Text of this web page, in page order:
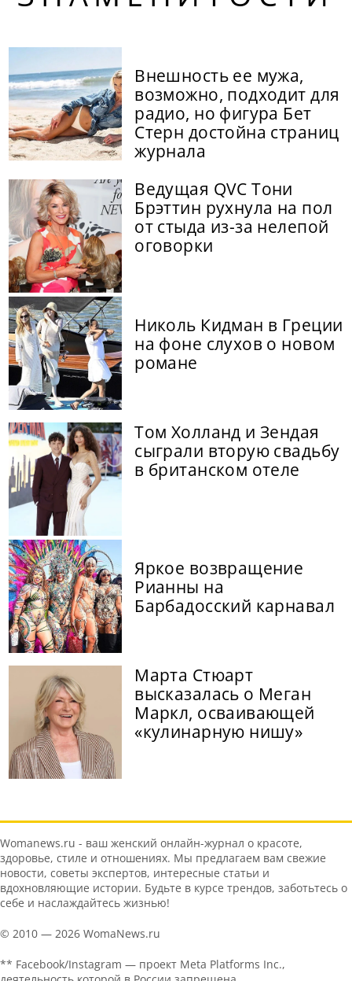
Внешность ее мужа,
возможно, подходит для
радио, но фигура Бет
Стерн достойна страниц
журнала
Ведущая QVC Тони
Брэттин рухнула на пол
от стыда из-за нелепой
оговорки
Николь Кидман в Греции
на фоне слухов о новом
романе
Том Холланд и Зендая
сыграли вторую свадьбу
в британском отеле
Яркое возвращение
Рианны на
Барбадосский карнавал
Марта Стюарт
высказалась о Меган
Маркл, осваивающей
«кулинарную нишу»
Womanews.ru - ваш женский онлайн-журнал о красоте,
здоровье, стиле и отношениях. Мы предлагаем вам свежие
новости, советы экспертов, интересные статьи и
вдохновляющие истории. Будьте в курсе трендов, заботьтесь о
себе и наслаждайтесь жизнью!
© 2010 — 2026 WomaNews.ru
** Facebook/Instagram — проект Meta Platforms Inc.,